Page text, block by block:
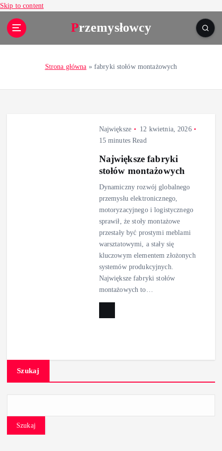
Skip to content
Przemysłowcy
Strona główna » fabryki stołów montażowych
Największe
12 kwietnia, 2026
15 minutes Read
Największe fabryki
stołów montażowych
Dynamiczny rozwój globalnego
przemysłu elektronicznego,
motoryzacyjnego i logistycznego
sprawił, że stoły montażowe
przestały być prostymi meblami
warsztatowymi, a stały się
kluczowym elementem złożonych
systemów produkcyjnych.
Największe fabryki stołów
montażowych to…
Szukaj
Szukaj